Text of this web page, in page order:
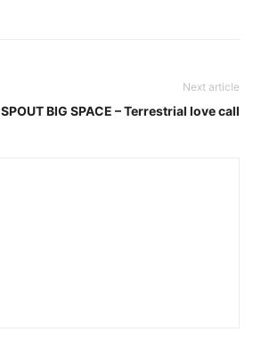
Next article
SPOUT BIG SPACE – Terrestrial love call